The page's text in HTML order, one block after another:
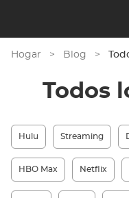
Hogar > Blog >
Todos
Hulu Streaming
HBO Max Netflix